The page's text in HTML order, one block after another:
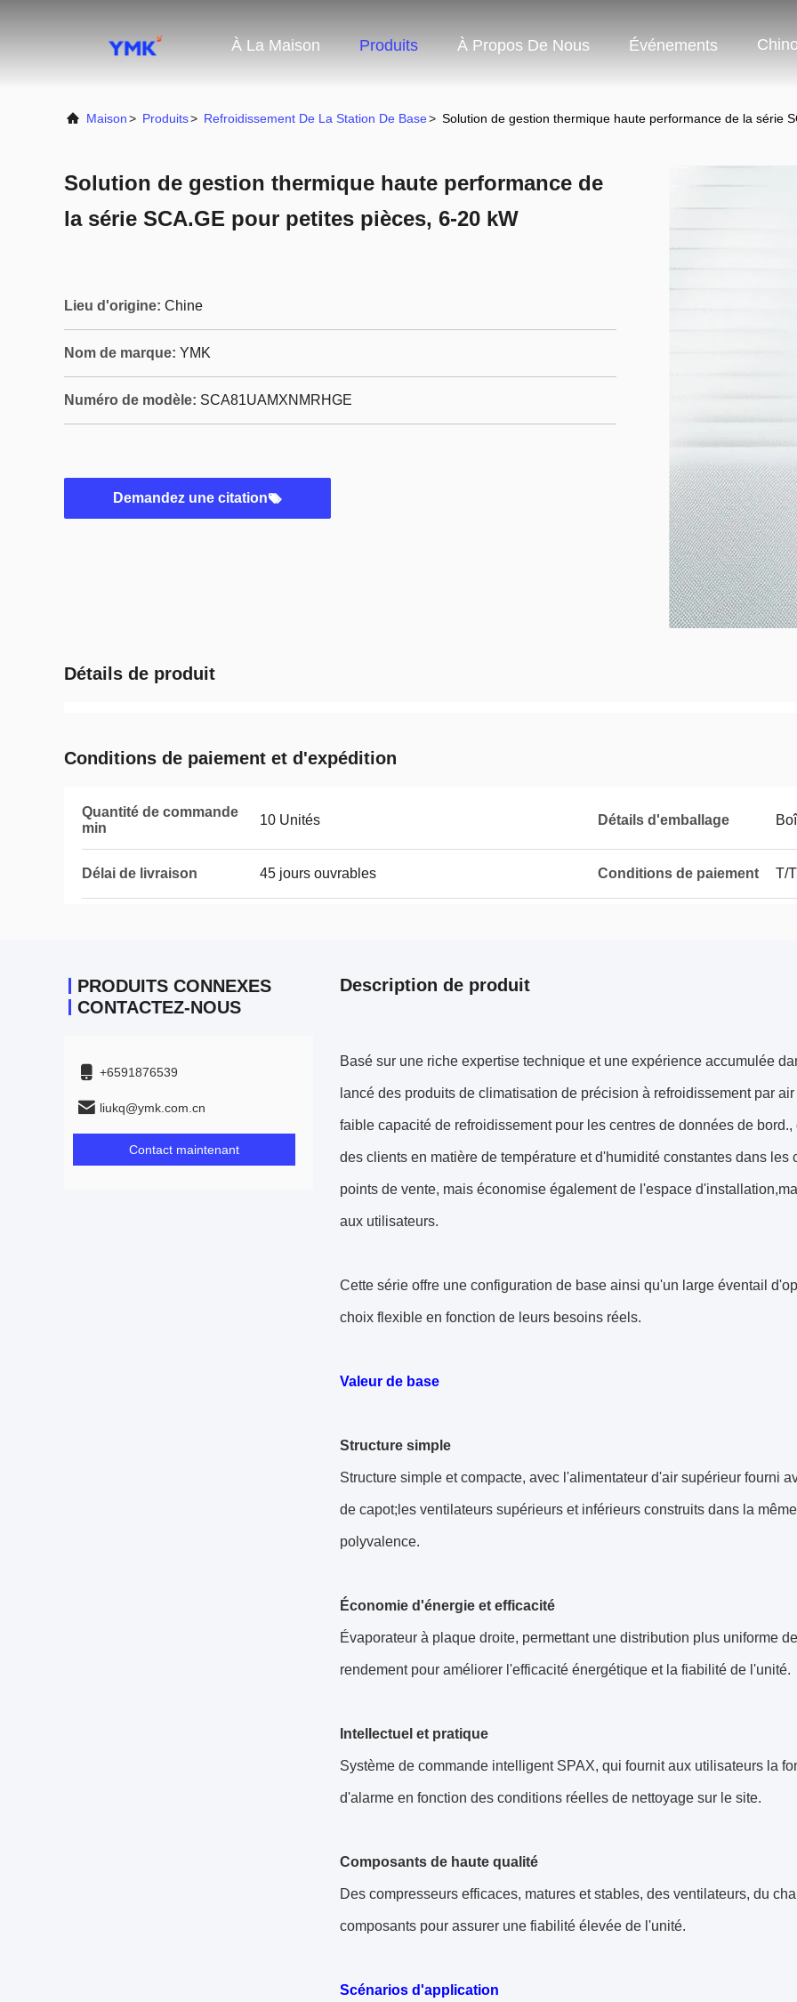
À La Maison Produits À Propos De Nous Événements
Maison> Produits> Refroidissement De La Station De Base> Solution de gestion thermique haute performance de la série
Solution de gestion thermique haute performance de
la série SCA.GE pour petites pièces, 6-20 kW
Lieu d'origine: Chine
Nom de marque: YMK
Numéro de modèle: SCA81UAMXNMRHGE
Demandez une citation
Détails de produit
Conditions de paiement et d'expédition
Quantité de commande
min
10 Unités Détails d'emballage
Délai de livraison 45 jours ouvrables Conditions de paiement T/T
PRODUITS CONNEXES
CONTACTEZ-NOUS
+6591876539
liukq@ymk.com.cn
Contact maintenant
Description de produit
Basé sur une riche expertise technique et une expérience accumulée
lancé des produits de climatisation de précision à refroidissement par
faible capacité de refroidissement pour les centres de données de
des clients en matière de température et d'humidité constantes dans
points de vente, mais économise également de l'espace
aux utilisateurs.
Cette série offre une configuration de base ainsi qu'un large éventail
choix flexible en fonction de leurs besoins réels.
Valeur de base
Structure simple
Structure simple et compacte, avec l'alimentateur d'air supérieur fourni
de capot;les ventilateurs supérieurs et inférieurs construits dans la
polyvalence.
Économie d'énergie et efficacité
Évaporateur à plaque droite, permettant une distribution plus uniforme
rendement pour améliorer l'efficacité énergétique et la fiabilité de l'unité.
Intellectuel et pratique
Système de commande intelligent SPAX, qui fournit aux utilisateurs la
d'alarme en fonction des conditions réelles de nettoyage sur le site.
Composants de haute qualité
Des compresseurs efficaces, matures et stables, des ventilateurs, du
composants pour assurer une fiabilité élevée de l'unité.
Scénarios d'application